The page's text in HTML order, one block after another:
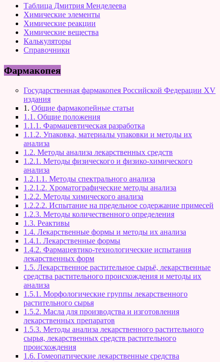
Таблица Дмитрия Менделеева
Химические элементы
Химические реакции
Химические вещества
Калькуляторы
Справочники
Фармакопея
Государственная фармакопея Российской Федерации XV
издания
1. Общие фармакопейные статьи
1.1. Общие положения
1.1.1. Фармацевтическая разработка
1.1.2. Упаковка, материалы упаковки и методы их
анализа
1.2. Методы анализа лекарственных средств
1.2.1. Методы физического и физико-химического
анализа
1.2.1.1. Методы спектрального анализа
1.2.1.2. Хроматографические методы анализа
1.2.2. Методы химического анализа
1.2.2.2. Испытание на предельное содержание примесей
1.2.3. Методы количественного определения
1.3. Реактивы
1.4. Лекарственные формы и методы их анализа
1.4.1. Лекарственные формы
1.4.2. Фармацевтико-технологические испытания
лекарственных форм
1.5. Лекарственное растительное сырьё, лекарственные
средства растительного происхождения и методы их
анализа
1.5.1. Морфологические группы лекарственного
растительного сырья
1.5.2. Масла для производства и изготовления
лекарственных препаратов
1.5.3. Методы анализа лекарственного растительного
сырья, лекарственных средств растительного
происхождения
1.6. Гомеопатические лекарственные средства